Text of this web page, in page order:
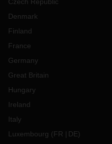
Denmark
Finland
France
Germany
Great Britain
Hungary
Ireland
Italy
Luxembourg (FR DE)